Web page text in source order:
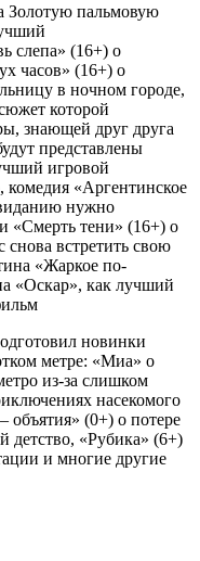
Золотую пальмовую
слепа» (16+) о
часов» (16+) о
в ночном городе,
которой
знающей друг друга
представлены
игровой
«Аргентинское
нужно
«Смерть тени» (16+) о
встретить свою
«Жаркое по-
«Оскар», как лучший
новинки
метре: «Миа» о
из-за слишком
насекомого
объятия» (0+) о потере
детство, «Рубика» (6+)
и многие другие